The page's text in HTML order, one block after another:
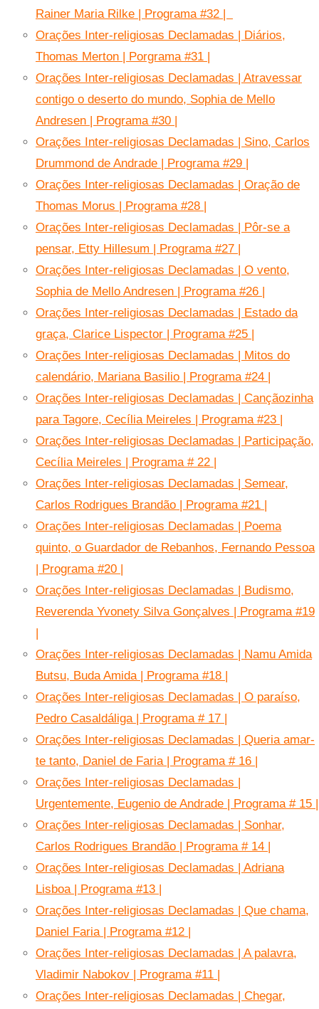
Rainer Maria Rilke | Programa #32 |
Orações Inter-religiosas Declamadas | Diários,
Thomas Merton | Porgrama #31 |
Orações Inter-religiosas Declamadas | Atravessar
contigo o deserto do mundo, Sophia de Mello
Andresen | Programa #30 |
Orações Inter-religiosas Declamadas | Sino, Carlos
Drummond de Andrade | Programa #29 |
Orações Inter-religiosas Declamadas | Oração de
Thomas Morus | Programa #28 |
Orações Inter-religiosas Declamadas | Pôr-se a
pensar, Etty Hillesum | Programa #27 |
Orações Inter-religiosas Declamadas | O vento,
Sophia de Mello Andresen | Programa #26 |
Orações Inter-religiosas Declamadas | Estado da
graça, Clarice Lispector | Programa #25 |
Orações Inter-religiosas Declamadas | Mitos do
calendário, Mariana Basilio | Programa #24 |
Orações Inter-religiosas Declamadas | Cançãozinha
para Tagore, Cecília Meireles | Programa #23 |
Orações Inter-religiosas Declamadas | Participação,
Cecília Meireles | Programa # 22 |
Orações Inter-religiosas Declamadas | Semear,
Carlos Rodrigues Brandão | Programa #21 |
Orações Inter-religiosas Declamadas | Poema
quinto, o Guardador de Rebanhos, Fernando Pessoa
| Programa #20 |
Orações Inter-religiosas Declamadas | Budismo,
Reverenda Yvonety Silva Gonçalves | Programa #19
|
Orações Inter-religiosas Declamadas | Namu Amida
Butsu, Buda Amida | Programa #18 |
Orações Inter-religiosas Declamadas | O paraíso,
Pedro Casaldáliga | Programa # 17 |
Orações Inter-religiosas Declamadas | Queria amar-
te tanto, Daniel de Faria | Programa # 16 |
Orações Inter-religiosas Declamadas |
Urgentemente, Eugenio de Andrade | Programa # 15 |
Orações Inter-religiosas Declamadas | Sonhar,
Carlos Rodrigues Brandão | Programa # 14 |
Orações Inter-religiosas Declamadas | Adriana
Lisboa | Programa #13 |
Orações Inter-religiosas Declamadas | Que chama,
Daniel Faria | Programa #12 |
Orações Inter-religiosas Declamadas | A palavra,
Vladimir Nabokov | Programa #11 |
Orações Inter-religiosas Declamadas | Chegar,